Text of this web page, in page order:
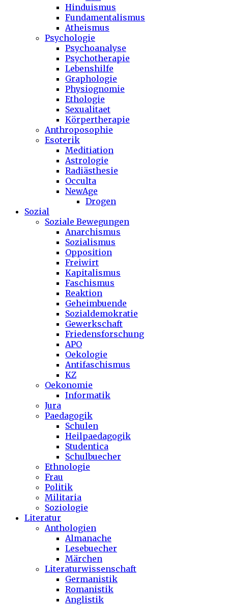
Hinduismus
Fundamentalismus
Atheismus
Psychologie
Psychoanalyse
Psychotherapie
Lebenshilfe
Graphologie
Physiognomie
Ethologie
Sexualitaet
Körpertherapie
Anthroposophie
Esoterik
Meditiation
Astrologie
Radiästhesie
Occulta
NewAge
Drogen
Sozial
Soziale Bewegungen
Anarchismus
Sozialismus
Opposition
Freiwirt
Kapitalismus
Faschismus
Reaktion
Geheimbuende
Sozialdemokratie
Gewerkschaft
Friedensforschung
APO
Oekologie
Antifaschismus
KZ
Oekonomie
Informatik
Jura
Paedagogik
Schulen
Heilpaedagogik
Studentica
Schulbuecher
Ethnologie
Frau
Politik
Militaria
Soziologie
Literatur
Anthologien
Almanache
Lesebuecher
Märchen
Literaturwissenschaft
Germanistik
Romanistik
Anglistik